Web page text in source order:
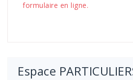
formulaire en ligne.
Espace